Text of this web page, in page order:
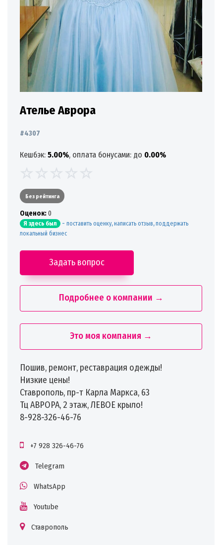
Ателье Аврора
#4307
Кешбэк: 5.00%, оплата бонусами: до 0.00%
Без рейтинга
Oценок:0
Я здесь был - поставить оценку, написать отзыв, поддержать
локальный бизнес
Задать вопрос
Подробнее о компании →
Это моя компания →
Пошив, ремонт, реставрация одежды!
Низкие цены!
Ставрополь, пр-т Карла Маркса, 63
Тц АВРОРА, 2 этаж, ЛЕВОЕ крыло!
8-928-326-46-76
+7 928 326-46-76
Telegram
WhatsApp
Youtube
Ставрополь